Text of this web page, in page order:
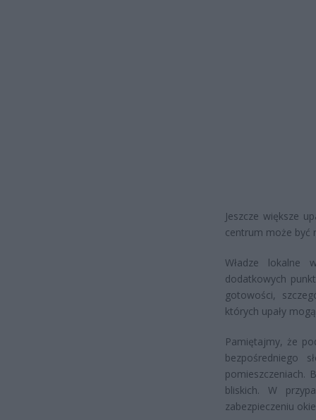
Jeszcze większe
centrum może być
Władze lokalne
dodatkowych
gotowości,
których upały
Pamiętajmy, że
bezpośredniego
pomieszczeniach.
bliskich. W
zabezpieczeniu